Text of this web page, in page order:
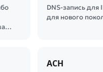
DNS-запись для
для нового
ACH